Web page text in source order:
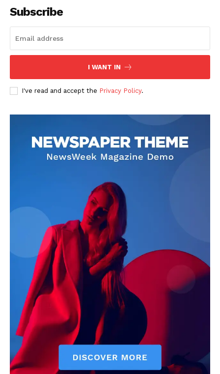
SUBSCRIBE NOW
Subscription Plans
My account
Subscribe
I WANT IN
I've read and accept the Privacy Policy.